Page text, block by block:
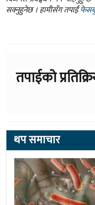
सक्नुहुनेछ । हामीसँग तपाईं
तपाईको
थप समाचार